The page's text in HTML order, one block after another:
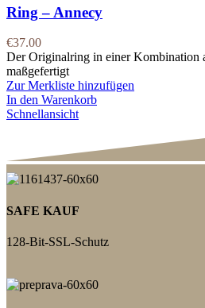
Ring – Annecy
€37.00
Der Originalring in einer Kombination
maßgefertigt
Zur Merkliste hinzufügen
In den Warenkorb
Schnellansicht
SAFE KAUF
128-Bit-SSL-Schutz